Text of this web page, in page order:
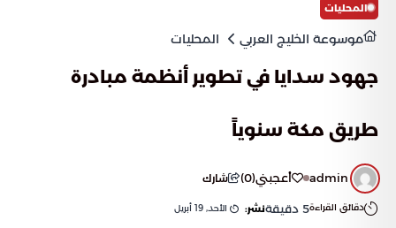
المحليات
موسوعة الخليج العربي المحليات
جهود سدايا في تطوير أنظمة مبادرة
طريق مكة سنوياً
admin أعجبني(
0
) شارك
دقائق القراءة5 دقيقةنشر: الأحد, 19 أبريل